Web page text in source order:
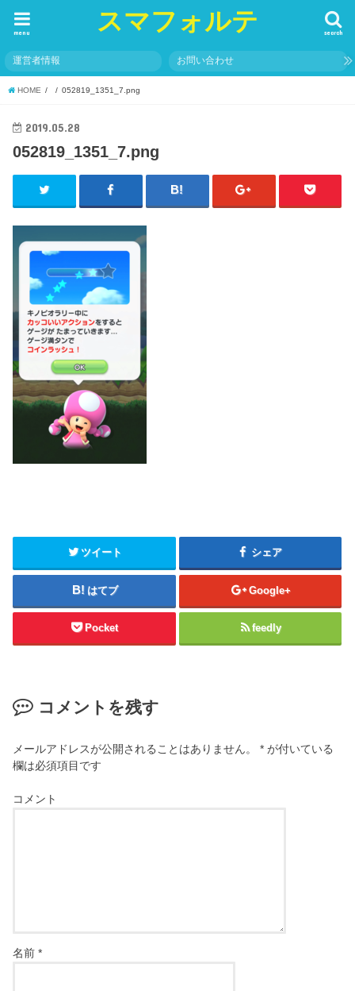
スマフォルテ search
menu
運営者情報 お問い合わせ
HOME 052819_1351_7.png
2019.05.28
052819_1351_7.png
ツイート シェア
はてブ Google+
Pocket feedly
コメントを残す
メールアドレスが公開されることはありません。 * が付いている
欄は必須項目です
コメント
名前*